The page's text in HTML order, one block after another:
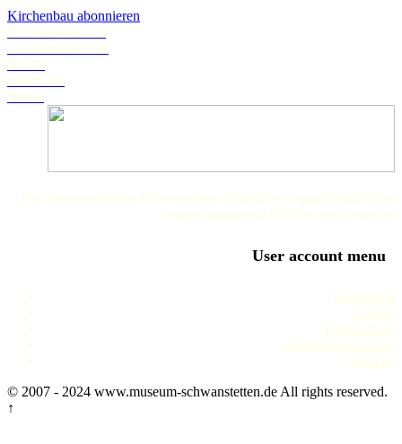
Kirchenbau abonnieren
Schwanstetten.de
Landratsamt Roth
BLFD
Landkarte
Wetter
Der Museumsverein Schwanstetten bedankt sich ganz herzlich bei
seinen Sponsoren, Helfern und Freunden
User account menu
Impressum
Service
Datenschutz
Literaturverzeichnis
Termine
© 2007 - 2024 www.museum-schwanstetten.de All rights reserved.
↑